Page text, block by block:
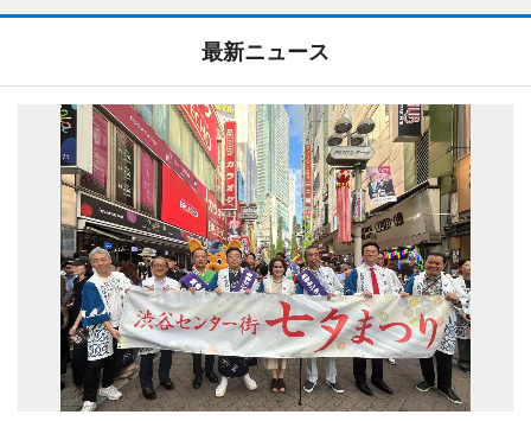
最新ニュース